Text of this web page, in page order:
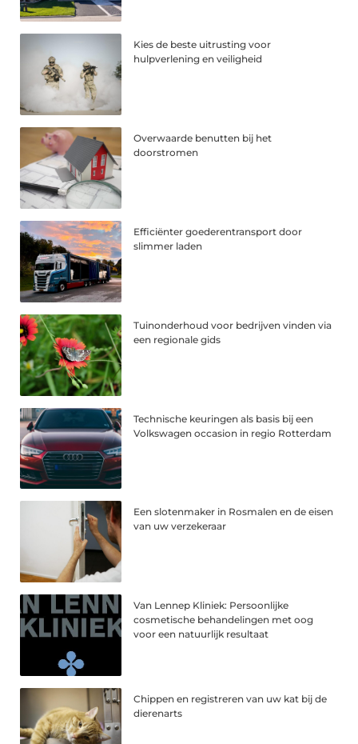
Kies de beste uitrusting voor
hulpverlening en veiligheid
Overwaarde benutten bij het
doorstromen
Efficiënter goederentransport door
slimmer laden
Tuinonderhoud voor bedrijven vinden via
een regionale gids
Technische keuringen als basis bij een
Volkswagen occasion in regio Rotterdam
Een slotenmaker in Rosmalen en de eisen
van uw verzekeraar
Van Lennep Kliniek: Persoonlijke
cosmetische behandelingen met oog
voor een natuurlijk resultaat
Chippen en registreren van uw kat bij de
dierenarts